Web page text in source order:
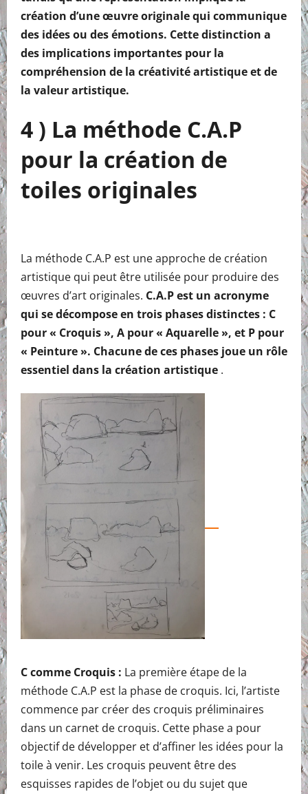
création d’une œuvre originale qui communique
des idées ou des émotions. Cette distinction a
des implications importantes pour la
compréhension de la créativité artistique et de
la valeur artistique.
4 ) La méthode C.A.P
pour la création de
toiles originales
La méthode C.A.P est une approche de création
artistique qui peut être utilisée pour produire des
œuvres d’art originales. C.A.P est un acronyme
qui se décompose en trois phases distinctes : C
pour « Croquis », A pour « Aquarelle », et P pour
« Peinture ». Chacune de ces phases joue un rôle
essentiel dans la création artistique .
C comme Croquis : La première étape de la
méthode C.A.P est la phase de croquis. Ici, l’artiste
commence par créer des croquis préliminaires
dans un carnet de croquis. Cette phase a pour
objectif de développer et d’affiner les idées pour la
toile à venir. Les croquis peuvent être des
esquisses rapides de l’objet ou du sujet que